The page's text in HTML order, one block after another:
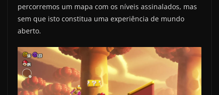
percorremos um mapa com os níveis assinalados, mas
sem que isto constitua uma experiência de mundo
aberto.